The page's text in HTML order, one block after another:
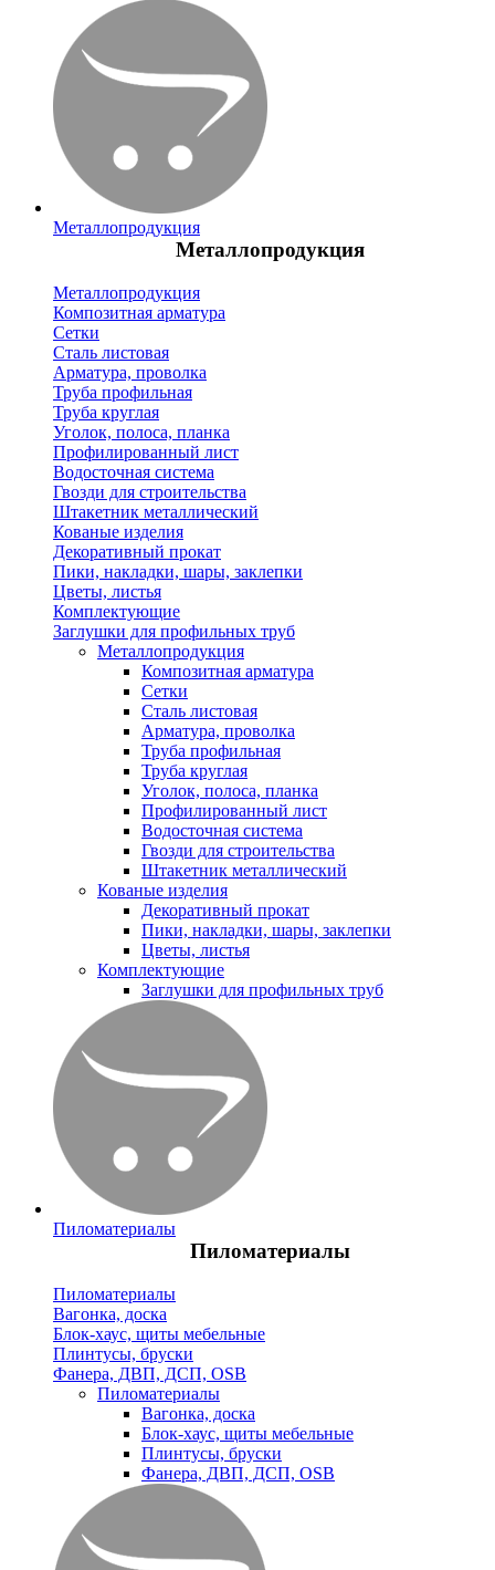
Металлопродукция
Металлопродукция
Металлопродукция
Композитная арматура
Сетки
Сталь листовая
Арматура, проволка
Труба профильная
Труба круглая
Уголок, полоса, планка
Профилированный лист
Водосточная система
Гвозди для строительства
Штакетник металлический
Кованые изделия
Декоративный прокат
Пики, накладки, шары, заклепки
Цветы, листья
Комплектующие
Заглушки для профильных труб
Металлопродукция
Композитная арматура
Сетки
Сталь листовая
Арматура, проволка
Труба профильная
Труба круглая
Уголок, полоса, планка
Профилированный лист
Водосточная система
Гвозди для строительства
Штакетник металлический
Кованые изделия
Декоративный прокат
Пики, накладки, шары, заклепки
Цветы, листья
Комплектующие
Заглушки для профильных труб
Пиломатериалы
Пиломатериалы
Пиломатериалы
Вагонка, доска
Блок-хаус, щиты мебельные
Плинтусы, бруски
Фанера, ДВП, ДСП, OSB
Пиломатериалы
Вагонка, доска
Блок-хаус, щиты мебельные
Плинтусы, бруски
Фанера, ДВП, ДСП, OSB